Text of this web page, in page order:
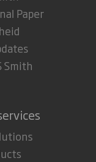
Paper
Smith